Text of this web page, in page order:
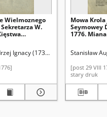
(16..-16..). Il. Schnops, Tomasz
Wielmoznego
W.
Die 26. Augusti
Ignacy (1739/1740-1787)
Mowa Krola
Seymowey
1776. Miana
Stanisław
[post 29 VIII
stary druk